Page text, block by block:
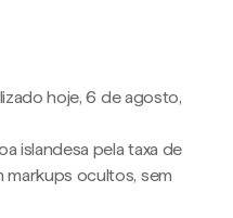
hoje, 6 de agosto,
islandesa pela taxa de
ocultos, sem